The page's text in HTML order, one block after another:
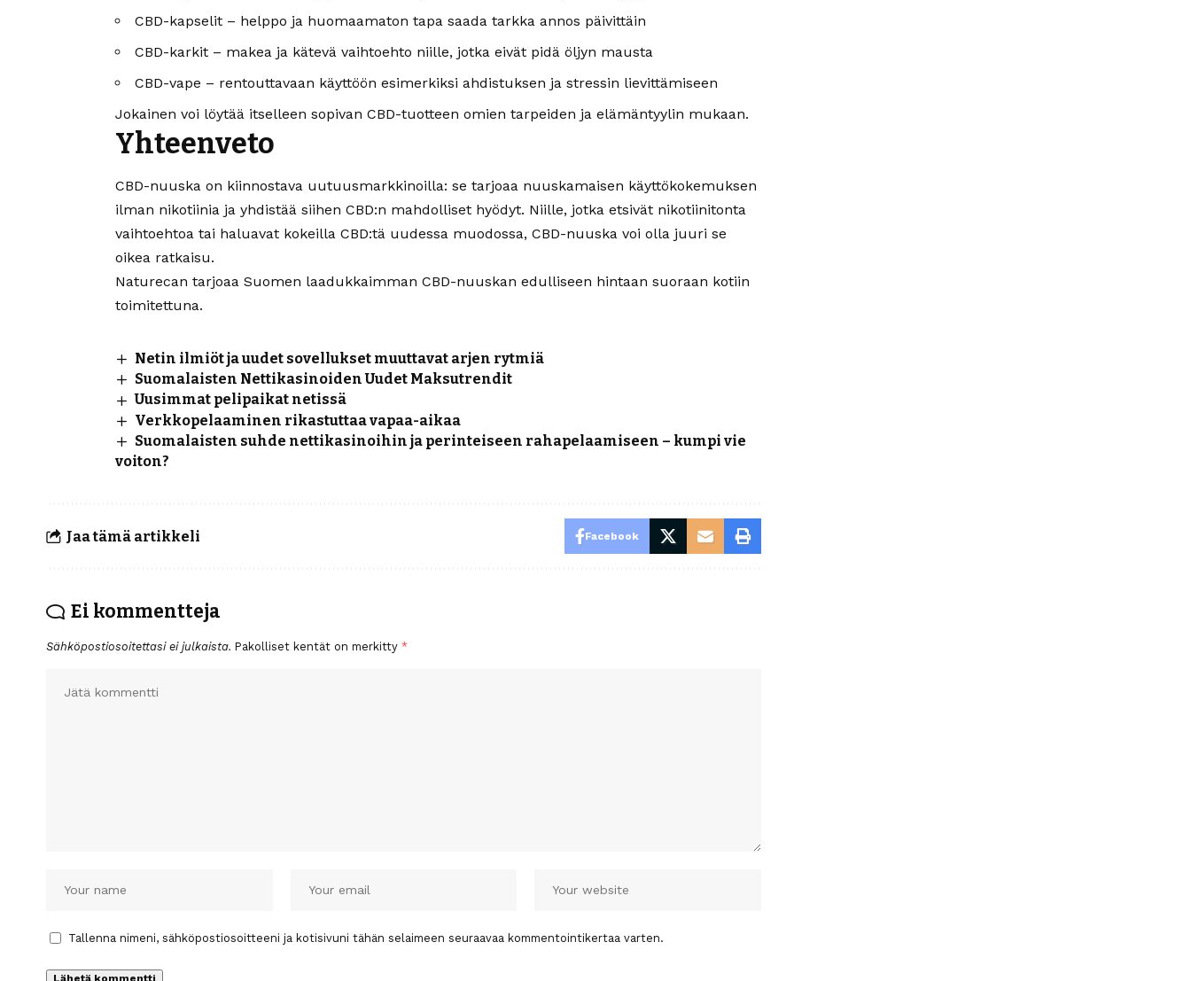
CBD-kapselit – helppo ja huomaamaton tapa saada tarkka annos päivittäin
CBD-karkit – makea ja kätevä vaihtoehto niille, jotka eivät pidä öljyn mausta
CBD-vape – rentouttavaan käyttöön esimerkiksi ahdistuksen ja stressin lievittämiseen
Jokainen voi löytää itselleen sopivan CBD-tuotteen omien tarpeiden ja elämäntyylin mukaan.
Yhteenveto
CBD-nuuska on kiinnostava uutuusmarkkinoilla: se tarjoaa nuuskamaisen käyttökokemuksen
ilman nikotiinia ja yhdistää siihen CBD:n mahdolliset hyödyt. Niille, jotka etsivät nikotiinitonta
vaihtoehtoa tai haluavat kokeilla CBD:tä uudessa muodossa, CBD-nuuska voi olla juuri se
oikea ratkaisu.
Naturecan tarjoaa Suomen laadukkaimman CBD-nuuskan edulliseen hintaan suoraan kotiin
toimitettuna.
Netin ilmiöt ja uudet sovellukset muuttavat arjen rytmiä
Suomalaisten Nettikasinoiden Uudet Maksutrendit
Uusimmat pelipaikat netissä
Verkkopelaaminen rikastuttaa vapaa-aikaa
Suomalaisten suhde nettikasinoihin ja perinteiseen rahapelaamiseen – kumpi vie
voiton?
Jaa tämä artikkeli Facebook
Ei kommentteja
Sähköpostiosoitettasi ei julkaista. Pakolliset kentät on merkitty *
Tallenna nimeni, sähköpostiosoitteeni ja kotisivuni tähän selaimeen seuraavaa kommentointikertaa varten.